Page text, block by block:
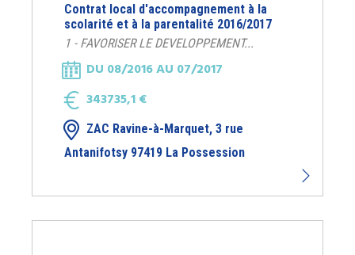
Contrat local d'accompagnement à la
scolarité et à la parentalité 2016/2017
1 - FAVORISER LE DEVELOPPEMENT...
DU 08/2016 AU 07/2017
343735,1 €
ZAC Ravine-à-Marquet, 3 rue
Antanifotsy 97419 La Possession